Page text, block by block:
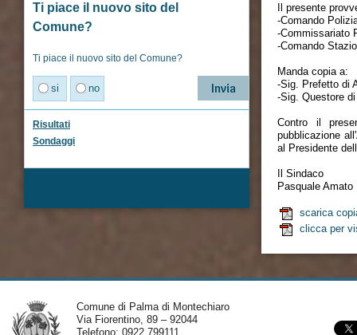
Ti piace il nuovo sito del
Comune?
Ti piace il nuovo sito del Comune?
si no
Risultati
Sondaggi
Il presente
-Comando
-Commissariato
-Comando
Manda copia a:
-Sig. Prefetto di
-Sig. Questore
Contro il
pubblicazione
al Presidente
Il Sindaco
Pasquale Amato
scarica
clicca per
Comune di Palma di Montechiaro
Via Fiorentino, 89 – 92044
Telefono: 0922 799111